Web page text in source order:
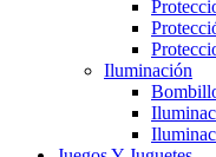
Iluminación